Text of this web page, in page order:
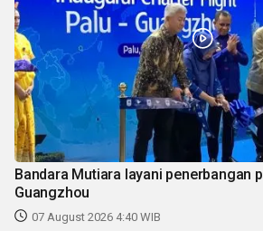
Bandara Mutiara layani penerbangan
Guangzhou
07 August 2026 4:40 WIB